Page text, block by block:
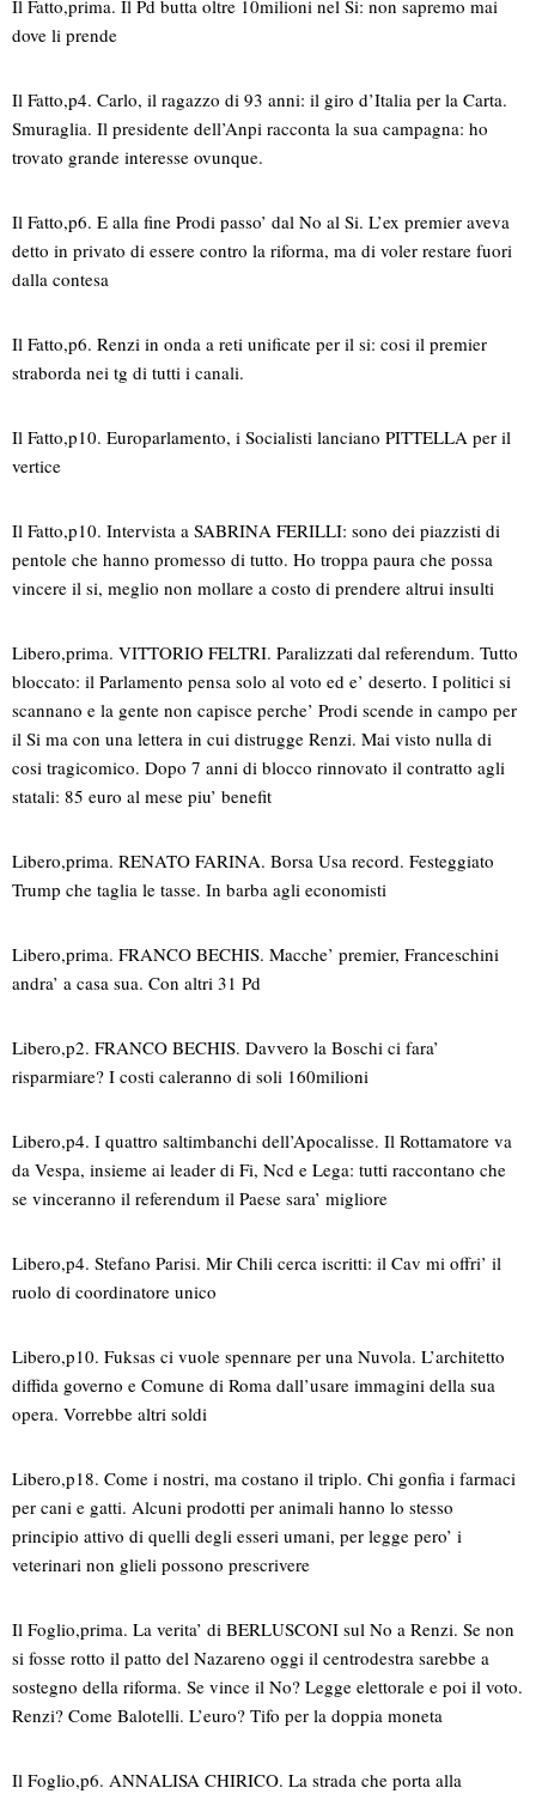
Il Fatto,prima. Il Pd butta oltre 10milioni nel Si: non sapremo mai
dove li prende
Il Fatto,p4. Carlo, il ragazzo di 93 anni: il giro d’Italia per la Carta.
Smuraglia. Il presidente dell’Anpi racconta la sua campagna: ho
trovato grande interesse ovunque.
Il Fatto,p6. E alla fine Prodi passo’ dal No al Si. L’ex premier aveva
detto in privato di essere contro la riforma, ma di voler restare fuori
dalla contesa
Il Fatto,p6. Renzi in onda a reti unificate per il si: cosi il premier
straborda nei tg di tutti i canali.
Il Fatto,p10. Europarlamento, i Socialisti lanciano PITTELLA per il
vertice
Il Fatto,p10. Intervista a SABRINA FERILLI: sono dei piazzisti di
pentole che hanno promesso di tutto. Ho troppa paura che possa
vincere il si, meglio non mollare a costo di prendere altrui insulti
Libero,prima. VITTORIO FELTRI. Paralizzati dal referendum. Tutto
bloccato: il Parlamento pensa solo al voto ed e’ deserto. I politici si
scannano e la gente non capisce perche’ Prodi scende in campo per
il Si ma con una lettera in cui distrugge Renzi. Mai visto nulla di
cosi tragicomico. Dopo 7 anni di blocco rinnovato il contratto agli
statali: 85 euro al mese piu’ benefit
Libero,prima. RENATO FARINA. Borsa Usa record. Festeggiato
Trump che taglia le tasse. In barba agli economisti
Libero,prima. FRANCO BECHIS. Macche’ premier, Franceschini
andra’ a casa sua. Con altri 31 Pd
Libero,p2. FRANCO BECHIS. Davvero la Boschi ci fara’
risparmiare? I costi caleranno di soli 160milioni
Libero,p4. I quattro saltimbanchi dell’Apocalisse. Il Rottamatore va
da Vespa, insieme ai leader di Fi, Ncd e Lega: tutti raccontano che
se vinceranno il referendum il Paese sara’ migliore
Libero,p4. Stefano Parisi. Mir Chili cerca iscritti: il Cav mi offri’ il
ruolo di coordinatore unico
Libero,p10. Fuksas ci vuole spennare per una Nuvola. L’architetto
diffida governo e Comune di Roma dall’usare immagini della sua
opera. Vorrebbe altri soldi
Libero,p18. Come i nostri, ma costano il triplo. Chi gonfia i farmaci
per cani e gatti. Alcuni prodotti per animali hanno lo stesso
principio attivo di quelli degli esseri umani, per legge pero’ i
veterinari non glieli possono prescrivere
Il Foglio,prima. La verita’ di BERLUSCONI sul No a Renzi. Se non
si fosse rotto il patto del Nazareno oggi il centrodestra sarebbe a
sostegno della riforma. Se vince il No? Legge elettorale e poi il voto.
Renzi? Come Balotelli. L’euro? Tifo per la doppia moneta
Il Foglio,p6. ANNALISA CHIRICO. La strada che porta alla